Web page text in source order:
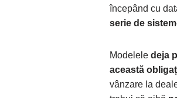
începând cu
serie de
Modelele deja
această
vânzare la